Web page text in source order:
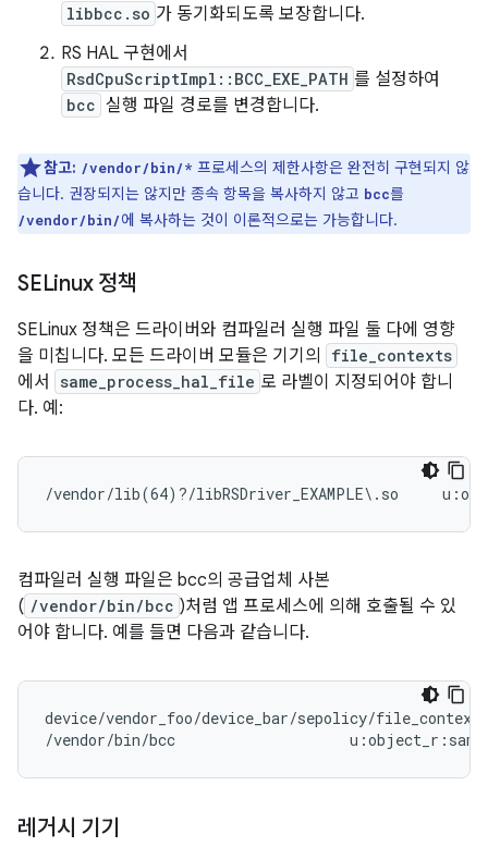
libbcc.so 가 동기화되도록 보장합니다.
RS HAL 구현에서
RsdCpuScriptImpl::BCC_EXE_PATH 를 설정하여
bcc 실행 파일 경로를 변경합니다.
참고: /vendor/bin/* 프로세스의 제한사항은 완전히 구현되지 않
습니다. 권장되지는 않지만 종속 항목을 복사하지 않고 bcc를
/vendor/bin/에 복사하는 것이 이론적으로는 가능합니다.
SELinux 정책
SELinux 정책은 드라이버와 컴파일러 실행 파일 둘 다에 영향
을 미칩니다. 모든 드라이버 모듈은 기기의
file_contexts
에서 same_process_hal_file 로 라벨이 지정되어야 합니
다. 예:
/vendor/lib(64)?/libRSDriver_EXAMPLE\.so
컴파일러 실행 파일은 bcc의 공급업체 사본
( /vendor/bin/bcc )처럼 앱 프로세스에 의해 호출될 수 있
어야 합니다. 예를 들면 다음과 같습니다.
device/vendor_foo/device_bar/sepolicy/
/vendor/bin/bcc
레거시 기기